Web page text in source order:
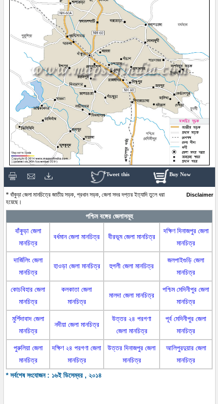
Buy Now
Tweet this
* বাঁকুড়া জেলা মানচিত্রে জাতীয় সড়ক, প্রধান সড়ক, জেলা সদর দপ্তর ইত্যাদি তুলে ধরা
হয়েছে।
Disclaimer
পশ্চিম বঙ্গের জেলাসমূহ
বাঁকুড়া জেলা
মানচিত্র
বর্ধমান জেলা মানচিত্র বীরভূম জেলা মানচিত্র
দক্ষিণ দিনাজপুর জেলা
মানচিত্র
দার্জিলিং জেলা
মানচিত্র
হাওড়া জেলা মানচিত্র হুগলী জেলা মানচিত্র
জলপাইগুড়ি জেলা
মানচিত্র
কোচবিহার জেলা
মানচিত্র
কলকাতা জেলা
মানচিত্র
মালদা জেলা মানচিত্র
পশ্চিম মেদিনীপুর জেলা
মানচিত্র
মুর্শিদাবাদ জেলা
মানচিত্র
নদীয়া জেলা মানচিত্র
উত্তর ২৪ পরগণা
জেলা মানচিত্র
পূর্ব মেদিনীপুর জেলা
মানচিত্র
পুরুলিয়া জেলা
মানচিত্র
দক্ষিণ ২৪ পরগণা জেলা
মানচিত্র
উত্তর দিনাজপুর জেলা
মানচিত্র
আলিপুরদুয়ার জেলা
মানচিত্র
* সর্বশেষ সংযোজন : ১৬ই ডিসেম্বর , ২০১৪